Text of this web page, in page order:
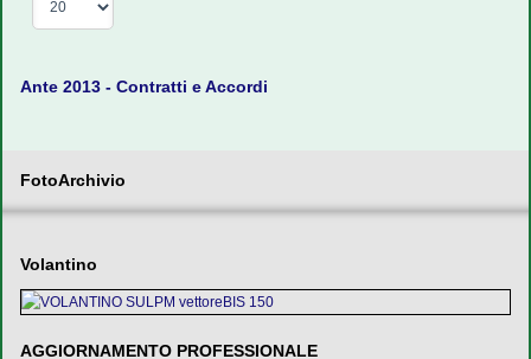
Ante 2013 - Contratti e Accordi
FotoArchivio
Volantino
AGGIORNAMENTO PROFESSIONALE